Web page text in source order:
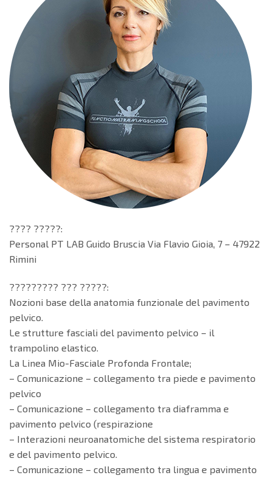
???? ?????:
Personal PT LAB Guido Bruscia Via Flavio Gioia, 7 – 47922
Rimini
????????? ??? ?????:
Nozioni base della anatomia funzionale del pavimento
pelvico.
Le strutture fasciali del pavimento pelvico – il
trampolino elastico.
La Linea Mio-Fasciale Profonda Frontale;
– Comunicazione – collegamento tra piede e pavimento
pelvico
– Comunicazione – collegamento tra diaframma e
pavimento pelvico (respirazione
– Interazioni neuroanatomiche del sistema respiratorio
e del pavimento pelvico.
– Comunicazione – collegamento tra lingua e pavimento